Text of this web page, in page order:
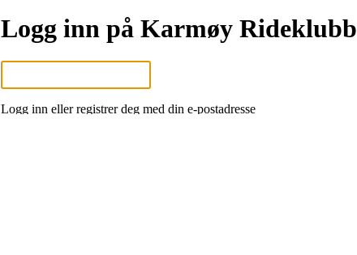
Logg inn på Karmøy Rideklubb
Logg inn eller registrer deg med din e-postadresse